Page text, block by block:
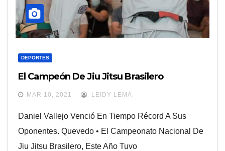
DEPORTES
El Campeón De Jiu Jitsu Brasilero
MAR 10, 2021 LEIDY LEMA
Daniel Vallejo Venció En Tiempo Récord A Sus
Oponentes. Quevedo • El Campeonato Nacional De
Jiu Jitsu Brasilero, Este Año Tuvo